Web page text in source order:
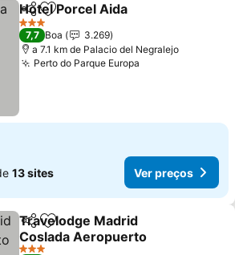
PartilharAdicionar aos favoritos
Hotel Porcel Aida
3 Estrelas
7,7 Boa
3.269
a 7.1 km de Palacio del Negralejo
Perto do Parque Europa
13 sites Ver preços
PartilharAdicionar aos favoritos
Travelodge Madrid
Coslada Aeropuerto